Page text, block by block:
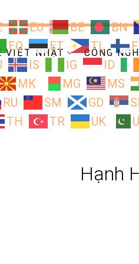
EU BE BN
EO ET TL
IS IG ID
MK MG MS
RU SM GD
TH TR UK
VIỆT NHẬT CÔNG
Hạnh